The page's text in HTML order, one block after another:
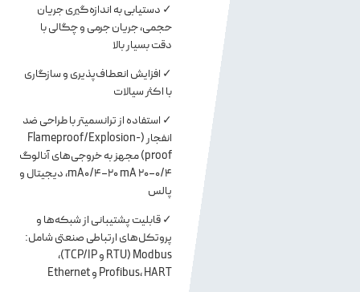
✓ دستیابی به اندازه‌گیری جریان
حجمی، جریان جرمی و چگالی با
دقت بسیار بالا
✓ افزایش انعطاف‌پذیری و سازگاری
با اکثر سیالات
✓ استفاده از ترانسمیتر با طراحی ضد
انفجار (Flameproof/Explosion-
proof) مجهز به خروجی‌های آنالوگ
0/4−20 mA0/4−20 mA، دیجیتال و
پالس
✓ قابلیت پشتیبانی از شبکه‌ها و
پروتکل‌های ارتباطی صنعتی شامل:
Modbus (RTU و TCP/IP)،
Profibus، HART و Ethernet